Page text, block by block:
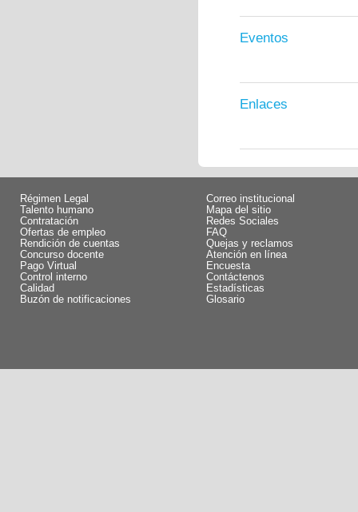
Eventos
Enlaces
Régimen Legal
Talento humano
Contratación
Ofertas de empleo
Rendición de cuentas
Concurso docente
Pago Virtual
Control interno
Calidad
Buzón de notificaciones
Correo institucional
Mapa del sitio
Redes Sociales
FAQ
Quejas y reclamos
Atención en línea
Encuesta
Contáctenos
Estadísticas
Glosario